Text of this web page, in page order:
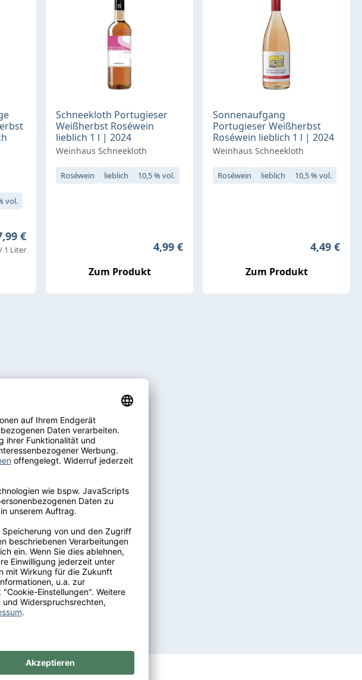
vol.
Preis:
€
1 Liter
Schneekloth Portugieser
Weißherbst Roséwein
lieblich 1 l | 2024
Weinhaus Schneekloth
Roséwein lieblich 10,5 % vol.
Regulärer Preis:
4,99 €
Zum Produkt
Sonnenaufgang
Portugieser Weißherbst
Roséwein lieblich 1 l | 2024
Weinhaus Schneekloth
Roséwein lieblich 10,5 % vol.
Regulärer
4,49 €
Zum Produkt